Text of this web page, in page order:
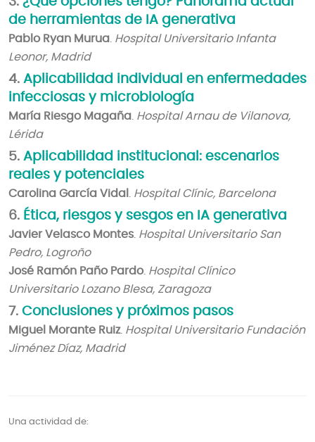
de herramientas de IA generativa
Pablo Ryan Murua Hospital Universitario Infanta
Leonor, Madrid
4. Aplicabilidad individual en enfermedades
infecciosas y microbiología
María Riesgo Magaña Hospital Arnau de Vilanova,
Lérida
5. Aplicabilidad institucional: escenarios
reales y potenciales
Carolina García Vidal Hospital Clínic, Barcelona
6. Ética, riesgos y sesgos en IA generativa
Javier Velasco Montes Hospital Universitario San
Pedro, Logroño
José Ramón Paño Pardo. Hospital Clínico
Universitario Lozano Blesa, Zaragoza
7. Conclusiones y próximos pasos
Miguel Morante Ruiz. Hospital Universitario Fundación
Jiménez Díaz, Madrid
Una actividad de: